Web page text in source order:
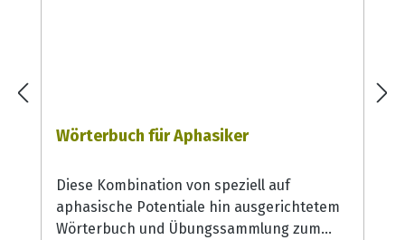
Wörterbuch für Aphasiker
Diese Kombination von speziell auf
aphasische Potentiale hin ausgerichtetem
Wörterbuch und Übungssammlung zum